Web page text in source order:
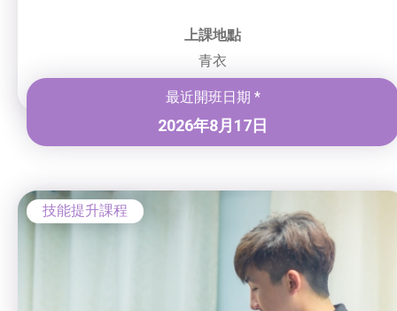
上課地點
青衣
最近開班日期 *
2026年8月17日
技能提升課程